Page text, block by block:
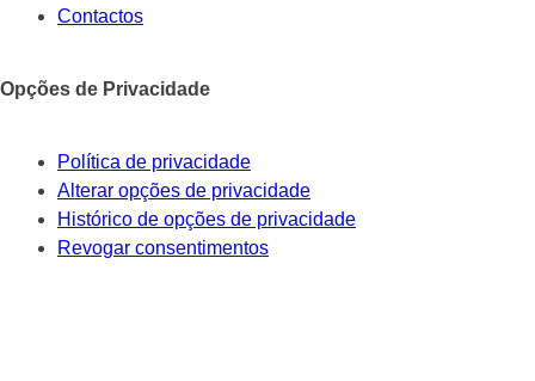
Contactos
Opções de Privacidade
Política de privacidade
Alterar opções de privacidade
Histórico de opções de privacidade
Revogar consentimentos